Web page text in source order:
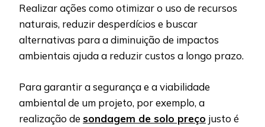
Realizar ações como otimizar o uso de recursos
naturais, reduzir desperdícios e buscar
alternativas para a diminuição de impactos
ambientais ajuda a reduzir custos a longo prazo.
Para garantir a segurança e a viabilidade
ambiental de um projeto, por exemplo, a
realização de sondagem de solo preço justo é